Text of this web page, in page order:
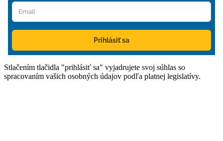
Prihlásiť sa
Stlačením tlačidla "prihlásiť sa" vyjadrujete svoj súhlas so
spracovaním vašich osobných údajov podľa platnej legislatívy.